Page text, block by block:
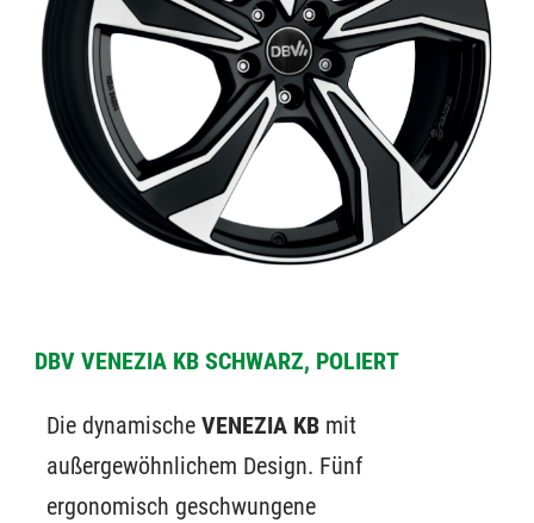
DBV VENEZIA KB SCHWARZ, POLIERT
Die dynamische VENEZIA KB mit
außergewöhnlichem Design. Fünf
ergonomisch geschwungene